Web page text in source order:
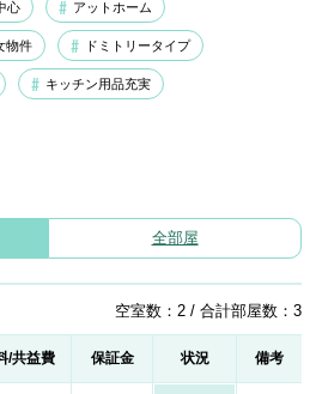
心 アットホーム
物件 ドミトリータイプ
キッチン用品充実
全部屋
空室数：2 / 合計部屋数：3
/共益費 保証金 状況 備考